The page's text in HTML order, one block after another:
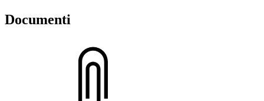
Documenti